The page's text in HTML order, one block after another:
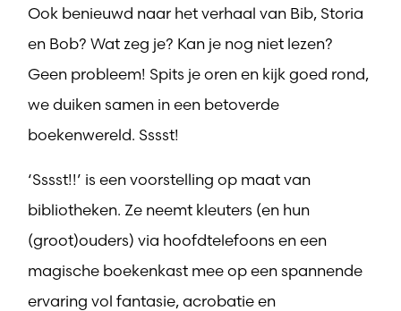
Ook benieuwd naar het verhaal van Bib, Storia
en Bob? Wat zeg je? Kan je nog niet lezen?
Geen probleem! Spits je oren en kijk goed rond,
we duiken samen in een betoverde
boekenwereld. Sssst!
‘Sssst!!’ is een voorstelling op maat van
bibliotheken. Ze neemt kleuters (en hun
(groot)ouders) via hoofdtelefoons en een
magische boekenkast mee op een spannende
ervaring vol fantasie, acrobatie en